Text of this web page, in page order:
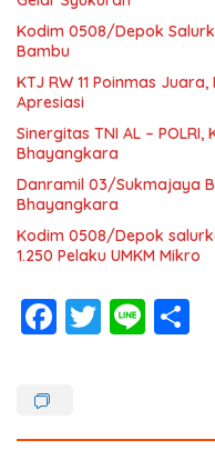
Kodim 0508/Depok
Bambu
KTJ RW 11 Poinmas
Apresiasi
Sinergitas TNI AL –
Bhayangkara
Danramil 03/Sukmajaya
Bhayangkara
Kodim 0508/Depok
1.250 Pelaku UMKM Mikro
F T Li